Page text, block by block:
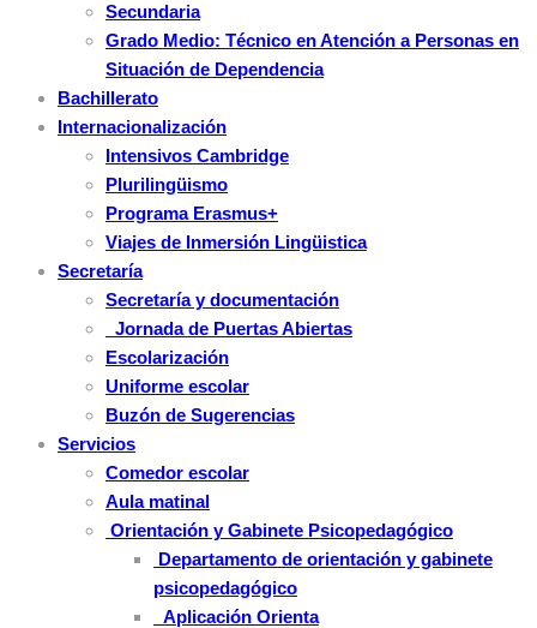
Secundaria
Grado Medio: Técnico en Atención a Personas en
Situación de Dependencia
Bachillerato
Internacionalización
Intensivos Cambridge
Plurilingüismo
Programa Erasmus+
Viajes de Inmersión Lingüistica
Secretaría
Secretaría y documentación
Jornada de Puertas Abiertas
Escolarización
Uniforme escolar
Buzón de Sugerencias
Servicios
Comedor escolar
Aula matinal
Orientación y Gabinete Psicopedagógico
Departamento de orientación y gabinete
psicopedagógico
Aplicación Orienta